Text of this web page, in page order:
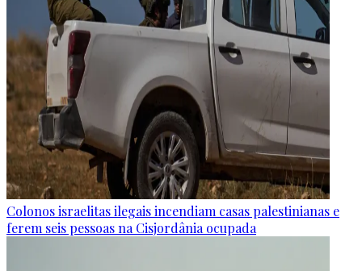
Colonos israelitas ilegais incendiam casas palestinianas e
ferem seis pessoas na Cisjordânia ocupada